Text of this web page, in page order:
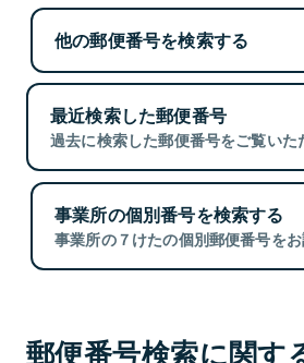
他の郵便番号を検索する
最近検索した郵便番号
過去に検索した郵便番号をご覧いた
事業所の個別番号を検索する
事業所の７けたの個別郵便番号をお
郵便番号検索に関す